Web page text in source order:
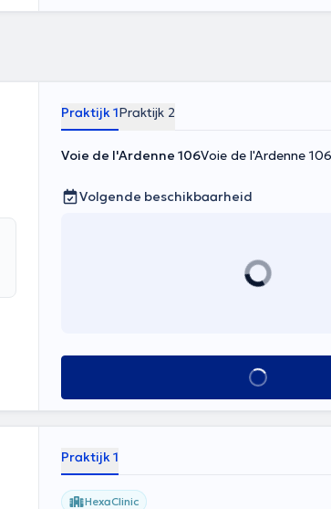
Praktijk 1Praktijk 2
Voie de l'Ardenne 106Voie de l'Ardenne
Volgende beschikbaarheid
Alles zien
Praktijk 1
HexaClinic